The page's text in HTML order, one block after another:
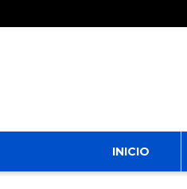
INICIO